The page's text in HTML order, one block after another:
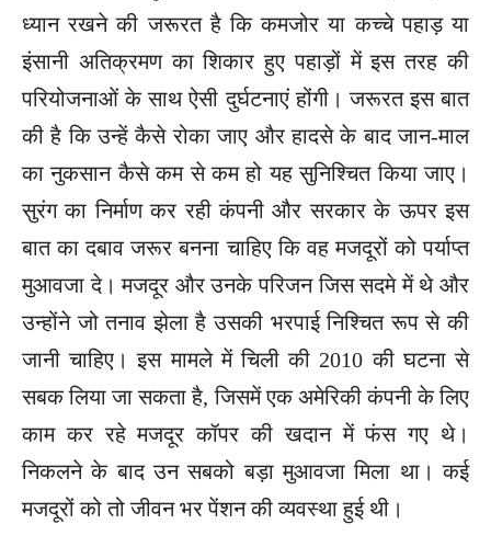
ध्यान रखने की जरूरत है कि कमजोर या कच्चे पहाड़ या
इंसानी अतिक्रमण का शिकार हुए पहाड़ों में इस तरह की
परियोजनाओं के साथ ऐसी दुर्घटनाएं होंगी। जरूरत इस बात
की है कि उन्हें कैसे रोका जाए और हादसे के बाद जान-माल
का नुकसान कैसे कम से कम हो यह सुनिश्चित किया जाए।
सुरंग का निर्माण कर रही कंपनी और सरकार के ऊपर इस
बात का दबाव जरूर बनना चाहिए कि वह मजदूरों को पर्याप्त
मुआवजा दे। मजदूर और उनके परिजन जिस सदमे में थे और
उन्होंने जो तनाव झेला है उसकी भरपाई निश्चित रूप से की
जानी चाहिए। इस मामले में चिली की 2010 की घटना से
सबक लिया जा सकता है, जिसमें एक अमेरिकी कंपनी के लिए
काम कर रहे मजदूर कॉपर की खदान में फंस गए थे।
निकलने के बाद उन सबको बड़ा मुआवजा मिला था। कई
मजदूरों को तो जीवन भर पेंशन की व्यवस्था हुई थी।